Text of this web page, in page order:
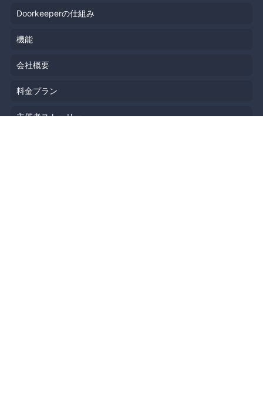
Doorkeeperの仕組み
機能
会社概要
料金プラン
主催者ストーリー